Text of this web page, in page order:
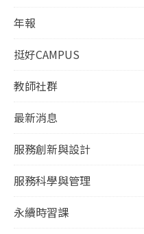
年報
挺好CAMPUS
教師社群
最新消息
服務創新與設計
服務科學與管理
永續時習課